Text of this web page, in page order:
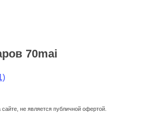
70mai
не является публичной офертой.